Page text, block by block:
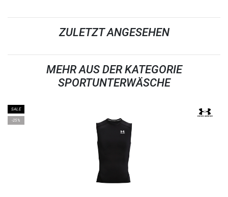
ZULETZT ANGESEHEN
MEHR AUS DER KATEGORIE
SPORTUNTERWÄSCHE
SALE
-25%